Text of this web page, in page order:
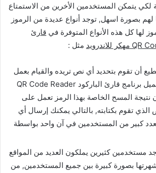
لكي يتمكن المستخدمين الأخرين من الاستمتاع
لهم بصورة اسهل, توجد أنواع عديدة من الرموز
لها كل هذه الأنواع المتوفرة في قارئ
مثل :
أن تقوم بتحديد أي نص تريده والقيام بعمل
رمز له بعد “تحميل برنامج قارئ الباركود QR Code Reader
نتيجة المسح الخاصة بهذا الرمز تعمل على
الذي تقوم بكتابته, بالتالي يمكنك إرسال أي
كبير من المستخدمين في آن واحد بواسطة
مستخدمين كثيرين يملكون العديد من المواقع
بصورة كبيرة بين جميع المستخدمين, من